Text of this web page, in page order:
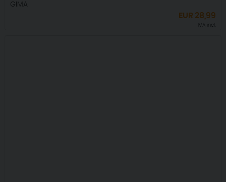
GIMA
EUR 28,99
IVA incl.